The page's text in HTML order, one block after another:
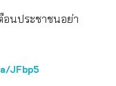
อนประชาชนอย่า
JFbp5